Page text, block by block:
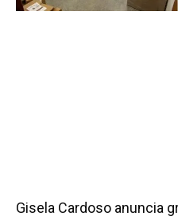
Gisela Cardoso anuncia